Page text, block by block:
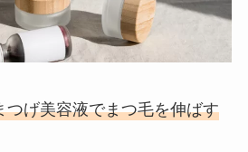
つげ美容液でまつ毛を伸ばす